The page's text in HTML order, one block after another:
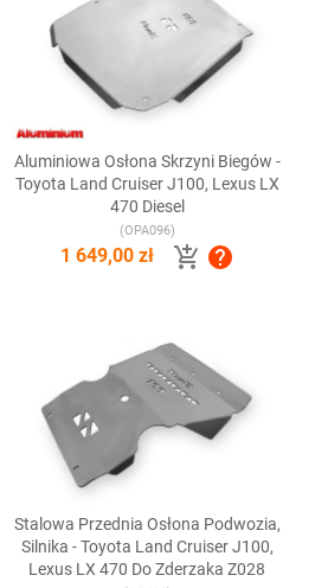
Szybki podgląd
Aluminiowa Osłona Skrzyni Biegów -
Toyota Land Cruiser J100, Lexus LX
470 Diesel
(OPA096)
1 649,00 zł  
Szybki podgląd
Stalowa Przednia Osłona Podwozia,
Silnika - Toyota Land Cruiser J100,
Lexus LX 470 Do Zderzaka Z028